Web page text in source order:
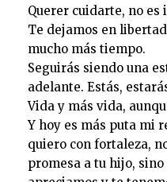
Querer cuidarte, no es
Te dejamos en
mucho más tiempo.
Seguirás siendo una
adelante. Estás,
Vida y más vida,
Y hoy es más puta mi
quiero con fortaleza,
promesa a tu hijo,